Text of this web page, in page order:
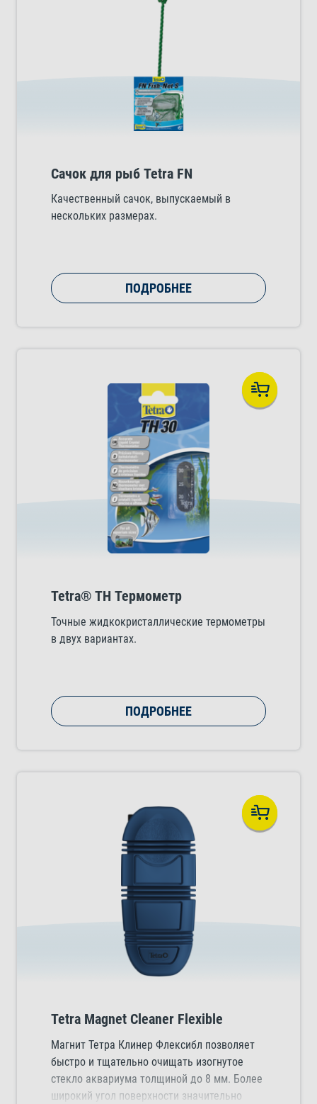
Сачок для рыб Tetra FN
Качественный сачок, выпускаемый в
нескольких размерах.
ПОДРОБНЕЕ
Tetra® TH Термометр
Точные жидкокристаллические термометры
в двух вариантах.
ПОДРОБНЕЕ
Tetra Magnet Cleaner Flexible
Магнит Тетра Клинер Флексибл позволяет
быстро и тщательно очищать изогнутое
стекло аквариума толщиной до 8 мм. Более
широкий угол поверхности значительно